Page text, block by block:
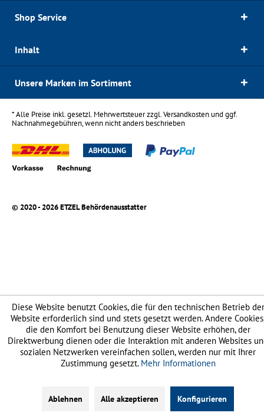
Shop Service
Inhalt
Unsere Marken im Sortiment
* Alle Preise inkl. gesetzl. Mehrwertsteuer zzgl.Versandkostenund ggf.
Nachnahmegebühren, wenn nicht anders beschrieben
© 2020 - 2026 ETZEL Behördenausstatter
Diese Website benutzt Cookies, die für den technischen Betrieb der
Website erforderlich sind und stets gesetzt werden. Andere
die den Komfort bei Benutzung dieser Website erhöhen, der
Direktwerbung dienen oder die Interaktion mit anderen Websites
sozialen Netzwerken vereinfachen sollen, werden nur mit Ihrer
Zustimmung gesetzt. Mehr Informationen
Ablehnen Alle akzeptieren Konfigurieren